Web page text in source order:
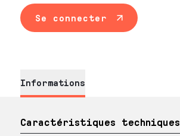
Se connecter
Informations
Caractéristiques techniques